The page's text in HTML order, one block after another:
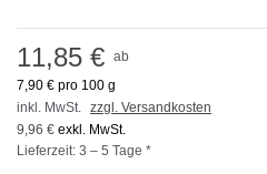
ab
11,85 €
7,90 € pro 100 g
inkl. MwSt. zzgl. Versandkosten
9,96 € exkl. MwSt.
Lieferzeit: 3 – 5 Tage *